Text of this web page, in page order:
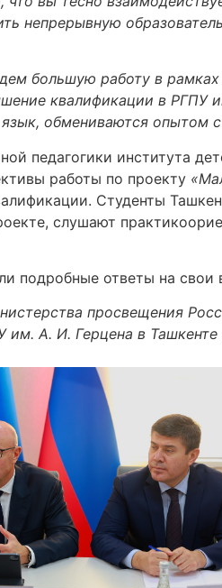
непрерывную
большую работу в рамках
квалификации в РГПУ
обмениваются опытом
педагогики института
работы по проекту
Студенты
слушают
подробные ответы на свои
просвещения
им. А. И. Герцена в Ташкенте